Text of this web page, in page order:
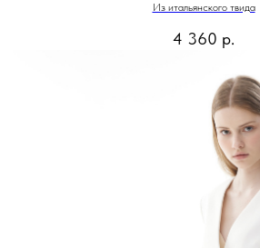
Из итальянского твида
4 360 р.